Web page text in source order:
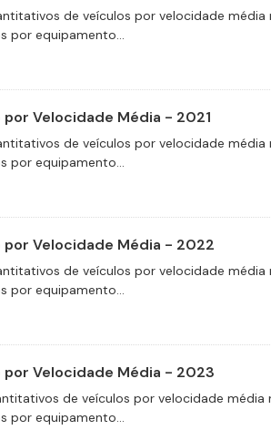
de veículos por velocidade média
por equipamento...
Velocidade Média - 2021
de veículos por velocidade média
por equipamento...
Velocidade Média - 2022
de veículos por velocidade média
por equipamento...
Velocidade Média - 2023
de veículos por velocidade média
por equipamento...